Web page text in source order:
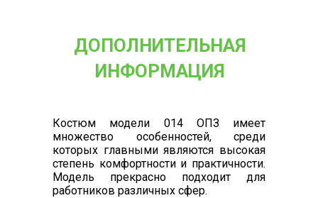
ДОПОЛНИТЕЛЬНАЯ
ИНФОРМАЦИЯ
Костюм модели 014 ОПЗ имеет
множество особенностей, среди
которых главными являются высокая
степень комфортности и практичности.
Модель прекрасно подходит для
работников различных сфер.